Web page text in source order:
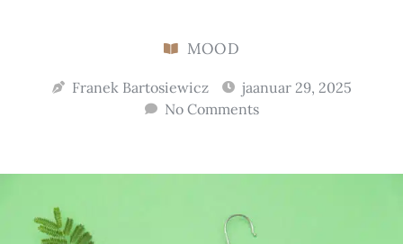
MOOD
Franek Bartosiewicz
jaanuar 29, 2025
No Comments